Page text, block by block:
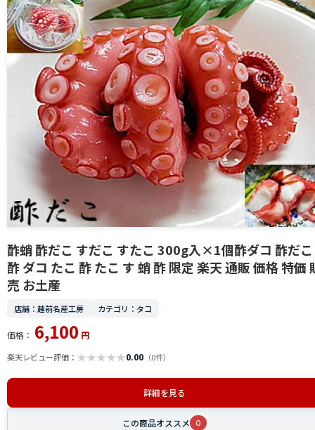
酢蛸 酢だこ すだこ すたこ 300g入×1個酢ダコ 酢だこ
酢 ダコ たこ 酢 たこ す 蛸 酢 限定 楽天 通販 価格 特価
売 お土産
店舗：越前名産工房 カテゴリ：タコ
価格： 6,100 円
楽天レビュー評価： ★★★★★0.00 （0件）
詳細を見る
この商品オススメ 0